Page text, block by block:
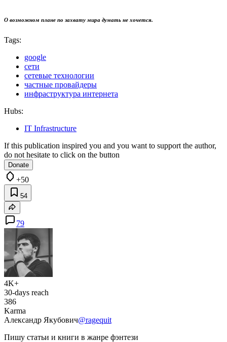
О возможном плане по захвату мира думать не хочется.
Tags:
google
сети
сетевые технологии
частные провайдеры
инфраструктура интернета
Hubs:
IT Infrastructure
If this publication inspired you and you want to support the author,
do not hesitate to click on the button
Donate
+50
54
79
4K+
30-days reach
386
Karma
Александр Якубович@ragequit
Пишу статьи и книги в жанре фэнтези